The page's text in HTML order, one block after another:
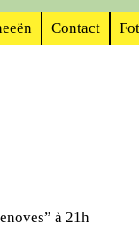
Contact
à 21h